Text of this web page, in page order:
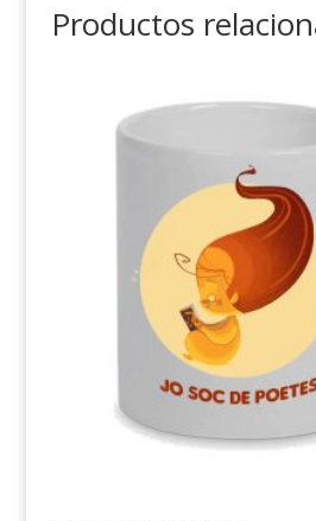
Productos